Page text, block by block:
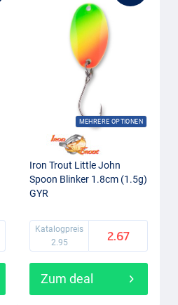
MEHRERE OPTIONEN
Iron Trout Little John
Spoon Blinker 1.8cm (1.5g)
GYR
Katalogpreis
2.95
2.67
Zum deal